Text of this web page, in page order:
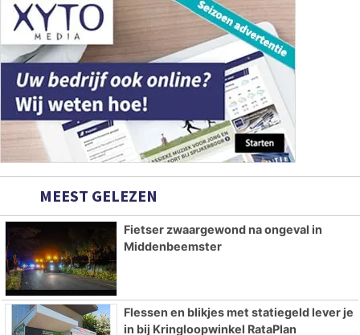
MEEST GELEZEN
Fietser zwaargewond na ongeval in
Middenbeemster
Flessen en blikjes met statiegeld lever je
in bij Kringloopwinkel RataPlan